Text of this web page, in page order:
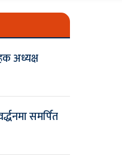
अध्यक्ष
समर्पित